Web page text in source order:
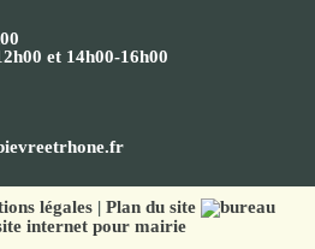
et 14h00-16h00
légales| Plan du site
internet pour mairie